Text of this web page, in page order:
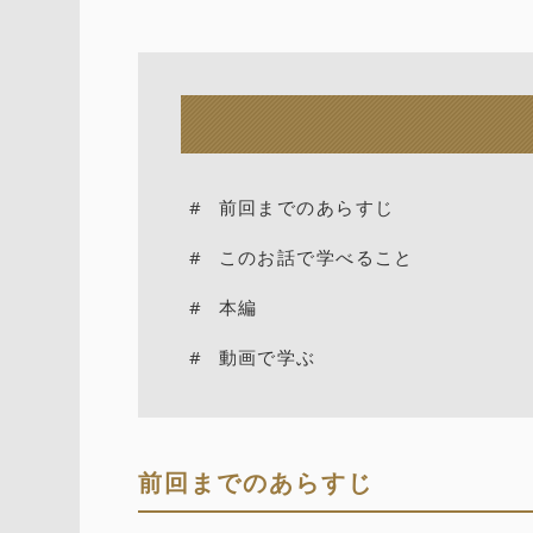
前回までのあらすじ
このお話で学べること
本編
動画で学ぶ
前回までのあらすじ